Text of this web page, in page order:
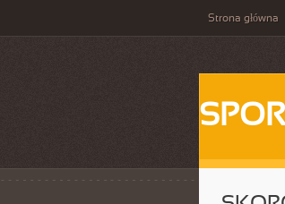
Strona główna